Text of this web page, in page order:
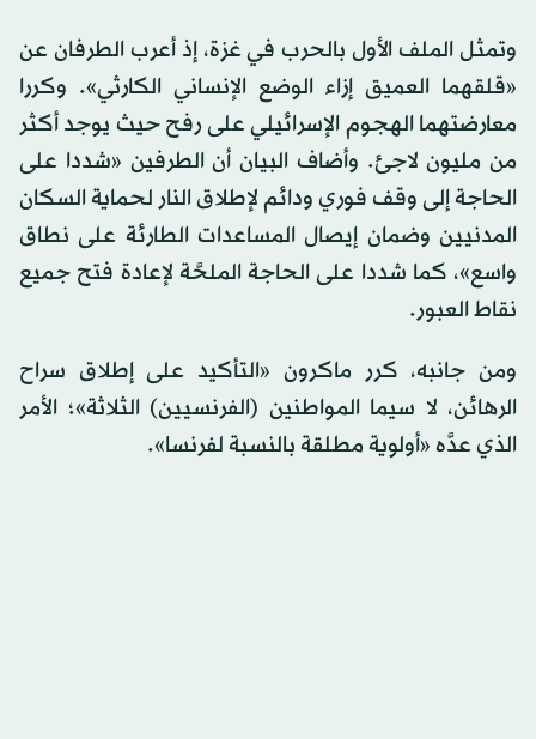
وتمثل الملف الأول بالحرب في غزة، إذ أعرب الطرفان عن
«قلقهما العميق إزاء الوضع الإنساني الكارثي». وكررا
معارضتهما الهجوم الإسرائيلي على رفح حيث يوجد أكثر
من مليون لاجئ. وأضاف البيان أن الطرفين «شددا على
الحاجة إلى وقف فوري ودائم لإطلاق النار لحماية السكان
المدنيين وضمان إيصال المساعدات الطارئة على نطاق
واسع»، كما شددا على الحاجة الملحَّة لإعادة فتح جميع
نقاط العبور.
ومن جانبه، كرر ماكرون «التأكيد على إطلاق سراح
الرهائن، لا سيما المواطنين (الفرنسيين) الثلاثة»؛ الأمر
الذي عدَّه «أولوية مطلقة بالنسبة لفرنسا».